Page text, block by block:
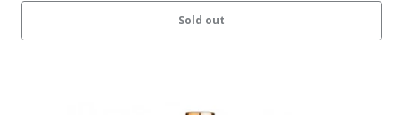
Sold out